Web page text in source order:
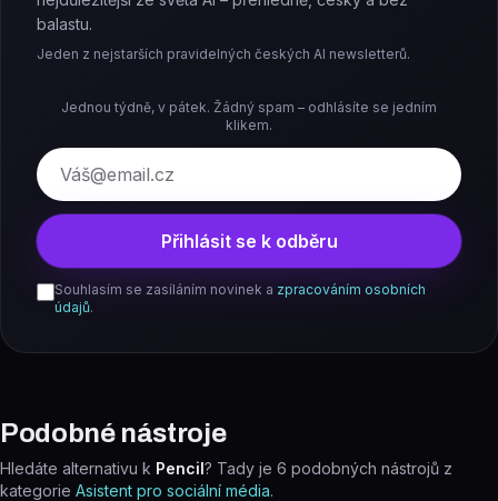
balastu.
Jeden z nejstarších pravidelných českých AI newsletterů.
Jednou týdně, v pátek. Žádný spam – odhlásíte se jedním
klikem.
E-mail
Přihlásit se k odběru
Souhlasím se zasíláním novinek a zpracováním osobních
údajů.
Podobné nástroje
Hledáte alternativu k Pencil? Tady je 6 podobných nástrojů z
kategorie Asistent pro sociální média.